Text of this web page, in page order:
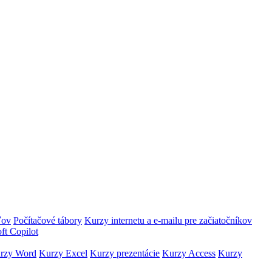
Počítačové tábory Kurzy internetu a e-mailu pre začiatočníkov
Copilot
Word Kurzy Excel Kurzy prezentácie Kurzy Access Kurzy